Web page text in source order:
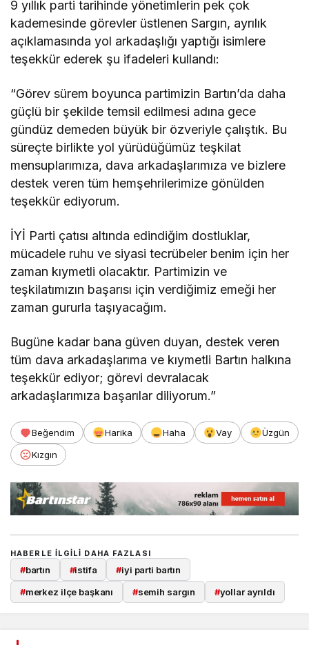
9 yıllık parti tarihinde yönetimlerin pek çok
kademesinde görevler üstlenen Sargın, ayrılık
açıklamasında yol arkadaşlığı yaptığı isimlere
teşekkür ederek şu ifadeleri kullandı:
“Görev sürem boyunca partimizin Bartın’da daha
güçlü bir şekilde temsil edilmesi adına gece
gündüz demeden büyük bir özveriyle çalıştık. Bu
süreçte birlikte yol yürüdüğümüz teşkilat
mensuplarımıza, dava arkadaşlarımıza ve bizlere
destek veren tüm hemşehrilerimize gönülden
teşekkür ediyorum.
İYİ Parti çatısı altında edindiğim dostluklar,
mücadele ruhu ve siyasi tecrübeler benim için her
zaman kıymetli olacaktır. Partimizin ve
teşkilatımızın başarısı için verdiğimiz emeği her
zaman gururla taşıyacağım.
Bugüne kadar bana güven duyan, destek veren
tüm dava arkadaşlarıma ve kıymetli Bartın halkına
teşekkür ediyor; görevi devralacak
arkadaşlarımıza başarılar diliyorum.”
Beğendim Harika Haha Vay
Üzgün
Kızgın
HABERLE ILGILI DAHA FAZLASI
#bartın #istifa #iyi parti bartın
#merkez ilçe başkanı #semih sargın #yollar ayrıldı